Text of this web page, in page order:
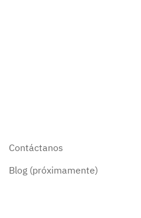
Contáctanos
Blog (próximamente)